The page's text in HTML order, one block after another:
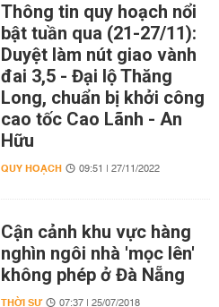
Thông tin quy hoạch nổi
bật tuần qua (21-27/11):
Duyệt làm nút giao vành
đai 3,5 - Đại lộ Thăng
Long, chuẩn bị khởi công
cao tốc Cao Lãnh - An
Hữu
QUY HOẠCH 09:51 | 27/11/2022
Cận cảnh khu vực hàng
nghìn ngôi nhà 'mọc lên'
không phép ở Đà Nẵng
THỜI SỰ 07:37 | 25/07/2018